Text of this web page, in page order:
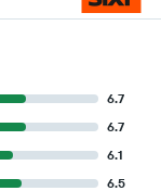
6.7
6.7
6.1
6.5